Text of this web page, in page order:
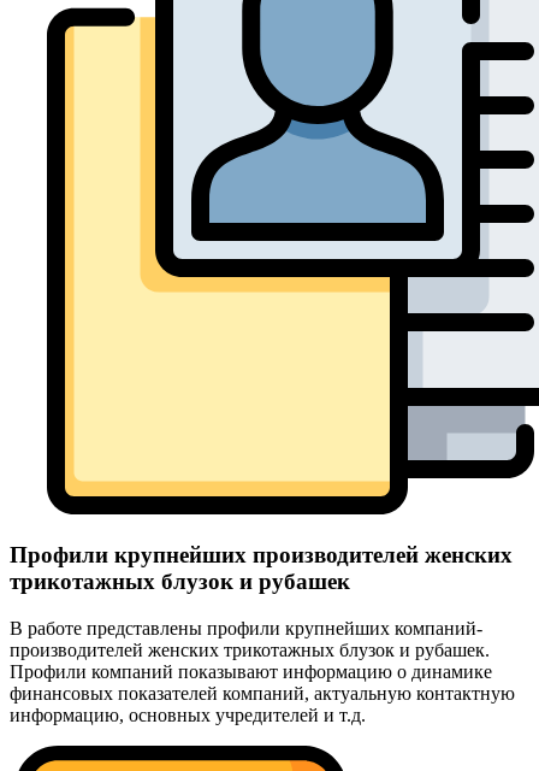
Профили крупнейших производителей женских
трикотажных блузок и рубашек
В работе представлены профили крупнейших компаний-
производителей женских трикотажных блузок и рубашек.
Профили компаний показывают информацию о динамике
финансовых показателей компаний, актуальную контактную
информацию, основных учредителей и т.д.